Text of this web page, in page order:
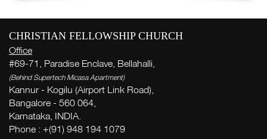
CHRISTIAN FELLOWSHIP CHURCH
Office
#69-71, Paradise Enclave, Bellahalli,
(Behind Supertech Micasa Apartment)
Kannur - Kogilu (Airport Link Road),
Bangalore - 560 064,
Karnataka, INDIA.
Phone : +(91) 948 194 1079